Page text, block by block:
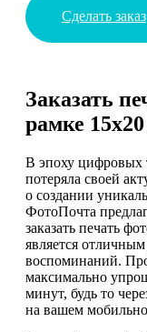
Сделать заказ
Заказать
рамке
В эпоху цифровых
потеряла своей
о создании
ФотоПочта
заказать печать
является
воспоминаний.
максимально
минут, будь то
на вашем